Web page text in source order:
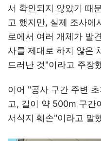
서 확인되지 않았기 때
고 했지만, 실제 조사에
로에서 여러 개체가 발
사를 제대로 하지 않은
드러난 것"이라고 주장
이어 "공사 구간 주변
고, 길이 약 500m 구간
서식지 훼손"이라고 말